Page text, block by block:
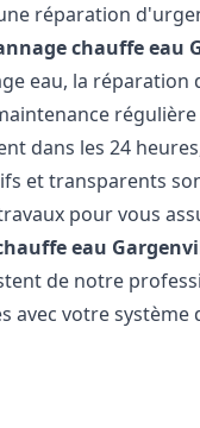
réparation
chauffe eau
eau, la
dans les 24
et transparents
pour vous
eau
de notre
avec votre système